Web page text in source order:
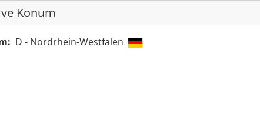
Konum
D - Nordrhein-Westfalen